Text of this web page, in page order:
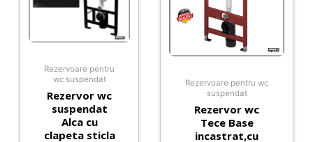
Rezervoare pentru
wc suspendat
Rezervor wc
suspendat
Alca cu
clapeta sticla
Rezervoare pentru wc
suspendat
Rezervor wc
Tece Base
incastrat,cu